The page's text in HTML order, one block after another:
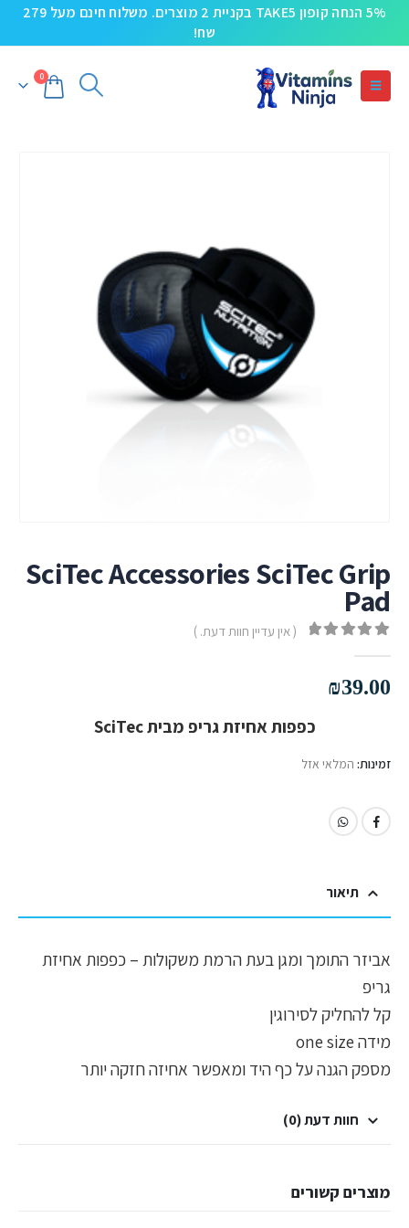
5% הנחה קופון TAKE5 בקניית 2 מוצרים. משלוח חינם מעל 279
שח!
0
SciTec Accessories SciTec Grip
Pad
( אין עדיין חוות דעת. )
₪39.00
כפפות אחיזת גריפ מבית SciTec
זמינות: המלאי אזל
תיאור
אביזר התומך ומגן בעת הרמת משקולות – כפפות אחיזת
גריפ
קל להחליק לסירוגין
מידה one size
מספק הגנה על כף היד ומאפשר אחיזה חזקה יותר
חוות דעת (0)
מוצרים קשורים